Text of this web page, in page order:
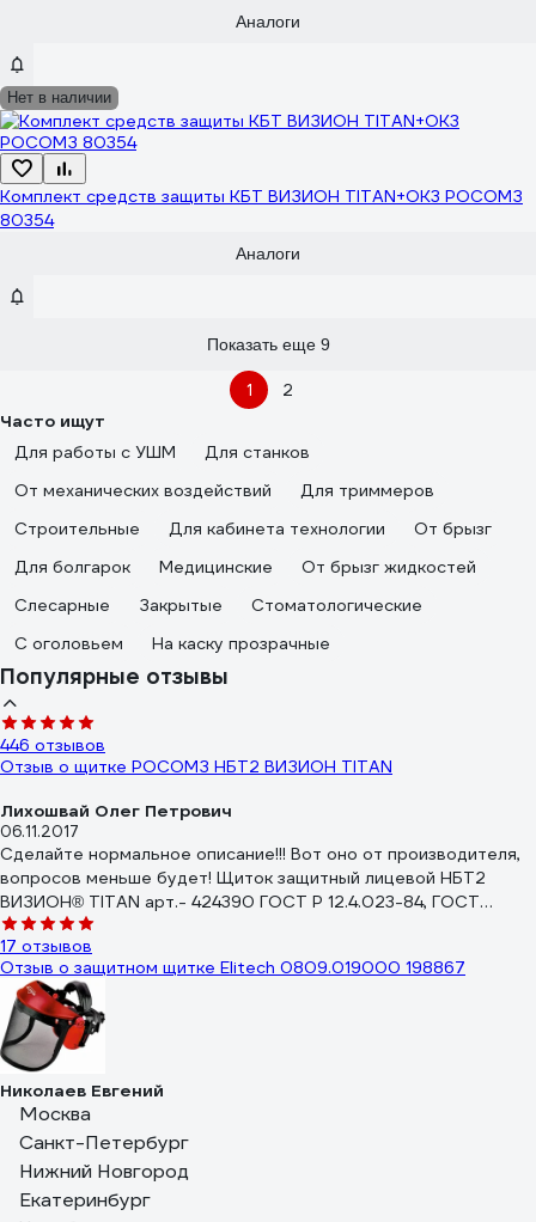
Аналоги
Нет в наличии
Комплект средств защиты КБТ ВИЗИОН TITAN+ОК3 РОСОМЗ
80354
Аналоги
Показать еще 9
1
2
Часто ищут
Для работы с УШМ
Для станков
От механических воздействий
Для триммеров
Строительные
Для кабинета технологии
От брызг
Для болгарок
Медицинские
От брызг жидкостей
Слесарные
Закрытые
Стоматологические
С оголовьем
На каску прозрачные
Популярные отзывы
446 отзывов
Отзыв о щитке РОСОМЗ НБТ2 ВИЗИОН TITAN
Лихошвай Олег Петрович
06.11.2017
Сделайте нормальное описание!!! Вот оно от производителя,
вопросов меньше будет! Щиток защитный лицевой НБТ2
ВИЗИОН® TITAN арт.- 424390 ГОСТ Р 12.4.023-84, ГОСТ
12.4.230.1-2007 Соответствуют требованиям ТР ТС 019/2011
&quot;О безопасности средств индивидуальной защиты&quot;,
EN 166 Характеристики щитков защитных лицевых с
наголовным креплением: увеличенный экран из твердого
оптически прозрачного материала ударопрочный и
термостойкий поликарбонат – защита от высокоскоростных
летящих частиц с высокоэнергетическим ударом, имеет
скошенную книзу форму для увеличения эргономики изделия,
исключает неудобства при повороте и наклоне головы; экран
удлиненный для дополнительной надежной защиты шеи и
верхней части груди от механических повреждений и высокой
температуры; экран с покрытием от истирания и царапин;
оптический класс 1; козырек увеличенного размера из
17 отзывов
Отзыв о защитном щитке Elitech 0809.019000 198867
Николаев Евгений
27.05.2022
Ващще вышак!
356 отзывов
Отзыв о щитке Champion C1003
Москва
Санкт-Петербург
Нижний Новгород
Екатеринбург